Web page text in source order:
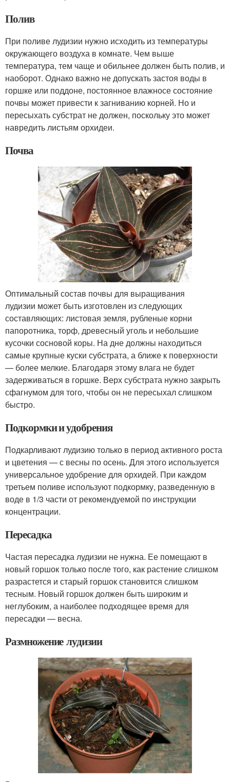
Полив
При поливе лудизии нужно исходить из температуры
окружающего воздуха в комнате. Чем выше
температура, тем чаще и обильнее должен быть полив, и
наоборот. Однако важно не допускать застоя воды в
горшке или поддоне, постоянное влажносе состояние
почвы может привести к загниванию корней. Но и
пересыхать субстрат не должен, поскольку это может
навредить листьям орхидеи.
Почва
Оптимальный состав почвы для выращивания
лудизии может быть изготовлен из следующих
составляющих: листовая земля, рубленые корни
папоротника, торф, древесный уголь и небольшие
кусочки сосновой коры. На дне должны находиться
самые крупные куски субстрата, а ближе к поверхности
— более мелкие. Благодаря этому влага не будет
задерживаться в горшке. Верх субстрата нужно закрыть
сфагнумом для того, чтобы он не пересыхал слишком
быстро.
Подкормки и удобрения
Подкарливают лудизию только в период активного роста
и цветения — с весны по осень. Для этого используется
универсальное удобрение для орхидей. При каждом
третьем поливе используют подкормку, разведенную в
воде в 1/3 части от рекомендуемой по инструкции
концентрации.
Пересадка
Частая пересадка лудизии не нужна. Ее помещают в
новый горшок только после того, как растение слишком
разрастется и старый горшок становится слишком
тесным. Новый горшок должен быть широким и
неглубоким, а наиболее подходящее время для
пересадки — весна.
Размножение лудизии